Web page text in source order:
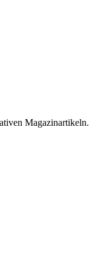
Magazinartikeln.